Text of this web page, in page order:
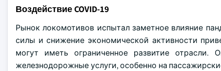
Воздействие COVID-19
Рынок локомотивов испытал заметное влияние
силы и снижение экономической активности
могут иметь ограниченное развитие отрасли.
железнодорожные услуги, особенно на